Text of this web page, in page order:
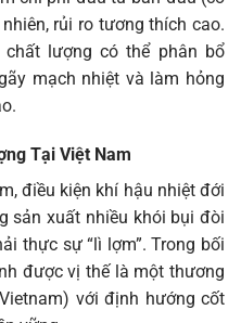
rủi ro tương thích cao.
lượng có thể phân bổ
mạch nhiệt và làm hỏng
Tại Việt Nam
điều kiện khí hậu nhiệt đới
sản xuất nhiều khói bụi đòi
thực sự “lì lợm”. Trong bối
được vị thế là một thương
với định hướng cốt